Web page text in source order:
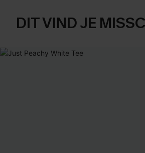
DIT VIND JE